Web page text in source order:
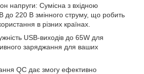
напруги: Сумісна з вхідною
до 220 В змінного струму, що робить
в різних країнах.
USB-виходів до 65W для
заряджання для ваших
QC дає змогу ефективно